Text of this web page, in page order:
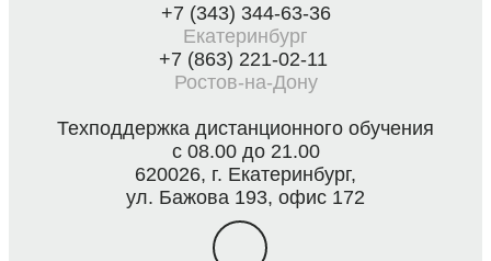
+7 (343) 344-63-36
Екатеринбург
+7 (863) 221-02-11
Ростов-на-Дону
Техподдержка дистанционного обучения
с 08.00 до 21.00
620026, г. Екатеринбург,
ул. Бажова 193, офис 172